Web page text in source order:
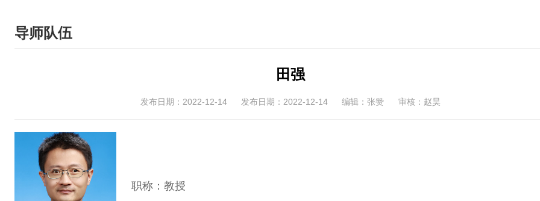
导师队伍
田强
发布日期：2022-12-14 发布日期：2022-12-14 编辑：张赞 审核：赵昊
职称：教授